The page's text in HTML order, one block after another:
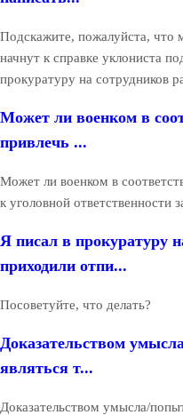
Подскажите, пожалуйста, что
начнут к справке уклониста
прокуратуру на сотрудников
Может ли военком в
привлечь ...
Может ли военком в
к уголовной ответственности
Я писал в прокуратуру
приходили отпи...
Посоветуйте, что делать?
Доказательством
являться т...
Доказательством умысла/